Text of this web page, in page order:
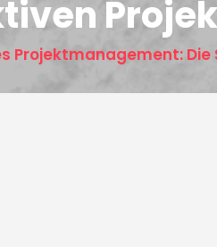
Projektmanagement: